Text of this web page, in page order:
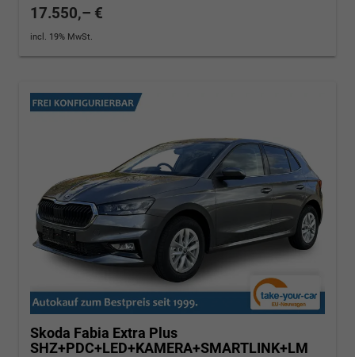
17.550,– €
incl. 19% MwSt.
Skoda Fabia Extra Plus
SHZ+PDC+LED+KAMERA+SMARTLINK+LM